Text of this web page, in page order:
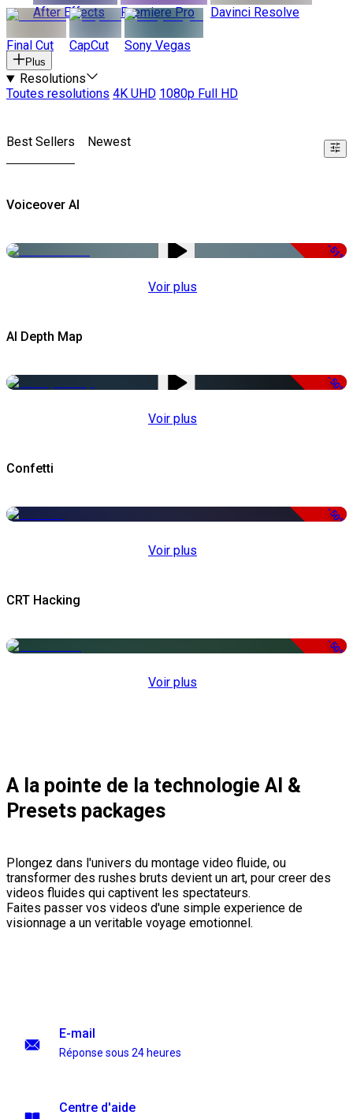
After Effects
Premiere Pro Davinci Resolve
Final Cut CapCut Sony Vegas
Plus
Resolutions
Toutes resolutions 4K UHD 1080p Full HD
Best Sellers Newest
Voiceover AI
-51%
Voir plus
AI Depth Map
-50%
Voir plus
Confetti
-50%
Voir plus
CRT Hacking
-50%
Voir plus
A la pointe de la technologie AI &
Presets packages
Plongez dans l'univers du montage video fluide, ou
transformer des rushes bruts devient un art, pour creer des
videos fluides qui captivent les spectateurs.
Faites passer vos videos d'une simple experience de
visionnage a un veritable voyage emotionnel.
E-mail
Réponse sous 24 heures
Centre d'aide